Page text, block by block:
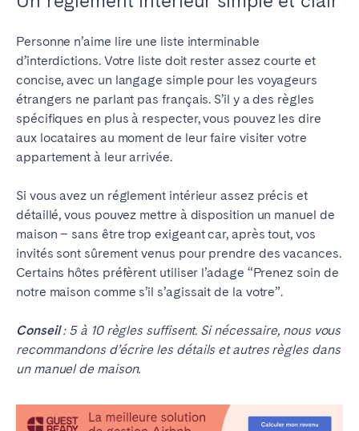
Personne n’aime lire une liste interminable
d’interdictions. Votre liste doit rester assez courte et
concise, avec un langage simple pour les voyageurs
étrangers ne parlant pas français. S’il y a des règles
spécifiques en plus à respecter, vous pouvez les dire
aux locataires au moment de leur faire visiter votre
appartement à leur arrivée.
Si vous avez un réglement intérieur assez précis et
détaillé, vous pouvez mettre à disposition un manuel de
maison – sans être trop exigeant car, après tout, vos
invités sont sûrement venus pour prendre des vacances.
Certains hôtes préfèrent utiliser l’adage “Prenez soin de
notre maison comme s’il s’agissait de la votre”.
Conseil: 5 à 10 règles suffisent. Si nécessaire, nous vous
recommandons d’écrire les détails et autres règles dans
un manuel de maison.